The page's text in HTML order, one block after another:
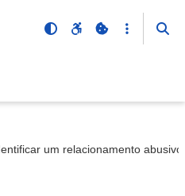
um relacionamento abusivo